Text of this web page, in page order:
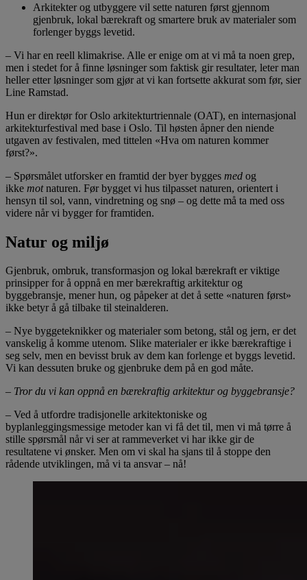
Arkitekter og utbyggere vil sette naturen først gjennom
gjenbruk, lokal bærekraft og smartere bruk av materialer som
forlenger byggs levetid.
– Vi har en reell klimakrise. Alle er enige om at vi må ta noen grep,
men i stedet for å finne løsninger som faktisk gir resultater, leter man
heller etter løsninger som gjør at vi kan fortsette akkurat som før, sier
Line Ramstad.
Hun er direktør for Oslo arkitekturtriennale (OAT), en internasjonal
arkitekturfestival med base i Oslo. Til høsten åpner den niende
utgaven av festivalen, med tittelen «Hva om naturen kommer
først?».
– Spørsmålet utforsker en framtid der byer bygges med og
ikke motnaturen. Før bygget vi hus tilpasset naturen, orientert i
hensyn til sol, vann, vindretning og snø – og dette må ta med oss
videre når vi bygger for framtiden.
Natur og miljø
Gjenbruk, ombruk, transformasjon og lokal bærekraft er viktige
prinsipper for å oppnå en mer bærekraftig arkitektur og
byggebransje, mener hun, og påpeker at det å sette «naturen først»
ikke betyr å gå tilbake til steinalderen.
– Nye byggeteknikker og materialer som betong, stål og jern, er det
vanskelig å komme utenom. Slike materialer er ikke bærekraftige i
seg selv, men en bevisst bruk av dem kan forlenge et byggs levetid.
Vi kan dessuten bruke og gjenbruke dem på en god måte.
– Tror du vi kan oppnå en bærekraftig arkitektur og byggebransje?
– Ved å utfordre tradisjonelle arkitektoniske og
byplanleggingsmessige metoder kan vi få det til, men vi må tørre å
stille spørsmål når vi ser at rammeverket vi har ikke gir de
resultatene vi ønsker. Men om vi skal ha sjans til å stoppe den
rådende utviklingen, må vi ta ansvar – nå!